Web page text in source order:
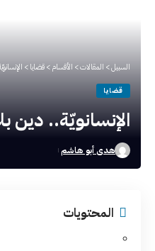
السبيل> المقالات> الأقسام>قضايا>
قضايا
الإنسانويّة.. دين
هدى أبو هاشم
المحتويات